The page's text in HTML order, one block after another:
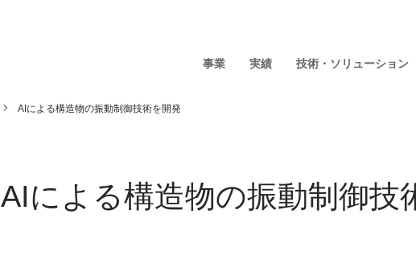
事業 実績 技術・ソリューション
AIによる構造物の振動制御技術を開発
AIによる構造物の振動制御技